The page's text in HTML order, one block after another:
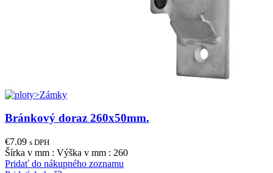
Bránkový doraz 260x50mm.
€7.09 s DPH
Šírka v mm : Výška v mm : 260
Pridať do nákupného zoznamu